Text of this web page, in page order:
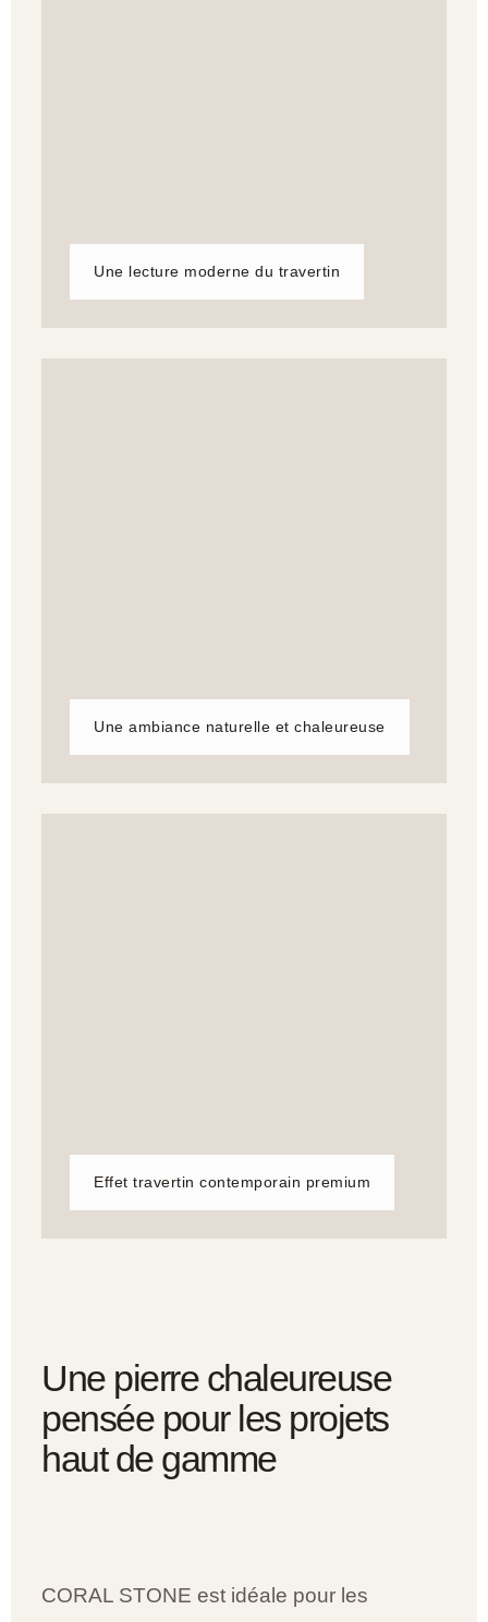
Une lecture moderne du travertin
Une ambiance naturelle et chaleureuse
Effet travertin contemporain premium
Une pierre chaleureuse
pensée pour les projets
haut de gamme
CORAL STONE est idéale pour les